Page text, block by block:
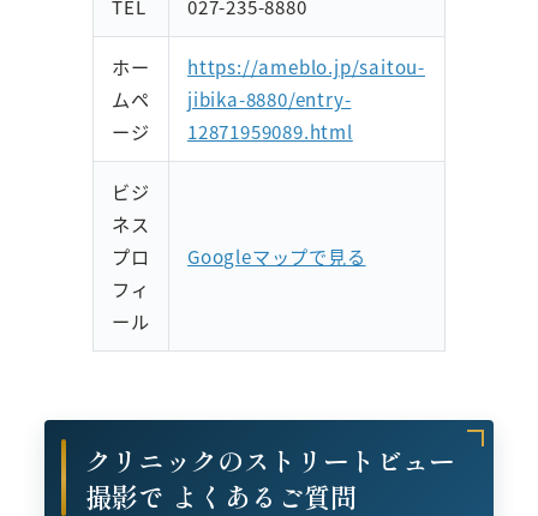
TEL 027-235-8880
ホー
ムペ
ージ
https://ameblo.jp/saitou-
jibika-8880/entry-
12871959089.html
ビジ
ネス
プロ
フィ
ール
Googleマップで見る
クリニックのストリートビュー
撮影で よくあるご質問